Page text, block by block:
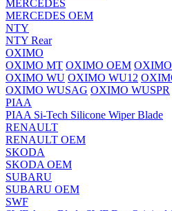
MERCEDES
MERCEDES OEM
NTY
NTY Rear
OXIMO
OXIMO MT OXIMO OEM
OXIMO WU OXIMO WU12
OXIMO WUSAG OXIMO WUSPR
PIAA
PIAA Si-Tech Silicone Wiper Blade
RENAULT
RENAULT OEM
SKODA
SKODA OEM
SUBARU
SUBARU OEM
SWF